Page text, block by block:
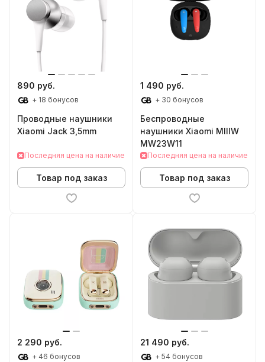
890 руб.
+ 18 бонусов
Проводные наушники
Xiaomi Jack 3,5mm
Последняя цена на наличие
Товар под заказ
1 490 руб.
+ 30 бонусов
Беспроводные
наушники Xiaomi MIIIW
MW23W11
Последняя цена на наличие
Товар под заказ
2 290 руб.
+ 46 бонусов
21 490 руб.
+ 54 бонусов